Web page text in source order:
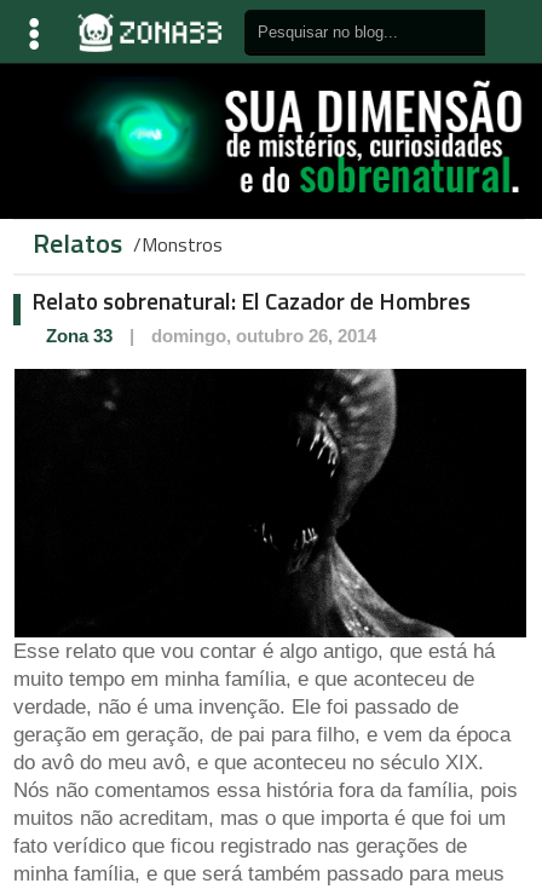
Relatos Monstros
Relato sobrenatural: El Cazador de Hombres
Zona 33 domingo, outubro 26, 2014
Esse relato que vou contar é algo antigo, que está há
muito tempo em minha família, e que aconteceu de
verdade, não é uma invenção. Ele foi passado de
geração em geração, de pai para filho, e vem da época
do avô do meu avô, e que aconteceu no século XIX.
Nós não comentamos essa história fora da família, pois
muitos não acreditam, mas o que importa é que foi um
fato verídico que ficou registrado nas gerações de
minha família, e que será também passado para meus